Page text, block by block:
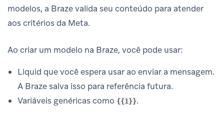
modelos, a Braze valida seu conteúdo para atender
aos critérios da Meta.
Ao criar um modelo na Braze, você pode usar:
Liquid que você espera usar ao enviar a mensagem.
A Braze salva isso para referência futura.
Variáveis genéricas como {{1}}.